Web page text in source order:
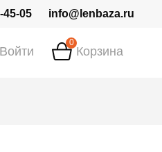
45-05 info@lenbaza.ru
Войти Корзина
0